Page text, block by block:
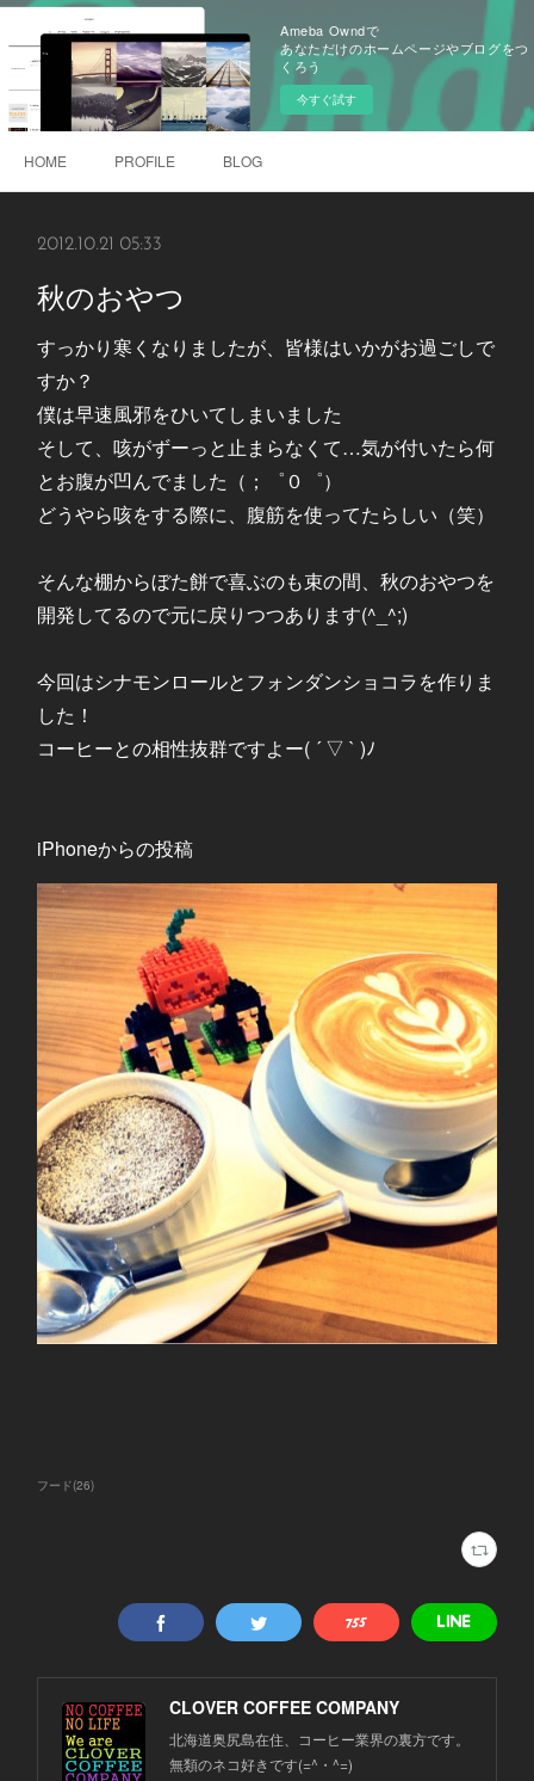
Ameba Owndで
あなただけのホームページやブログをつ
くろう
今すぐ試す
HOME PROFILE BLOG
2012.10.21 05:33
秋のおやつ
すっかり寒くなりましたが、皆様はいかがお過ごしで
すか？
僕は早速風邪をひいてしまいました
そして、咳がずーっと止まらなくて…気が付いたら何
とお腹が凹んでました（；゜０゜）
どうやら咳をする際に、腹筋を使ってたらしい（笑）
そんな棚からぼた餅で喜ぶのも束の間、秋のおやつを
開発してるので元に戻りつつあります(^_^;)
今回はシナモンロールとフォンダンショコラを作りま
した！
コーヒーとの相性抜群ですよー( ´ ▽ ` )ﾉ
iPhoneからの投稿
フード(26)
CLOVER COFFEE COMPANY
北海道奥尻島在住、コーヒー業界の裏方です。
無類のネコ好きです(=^・^=)